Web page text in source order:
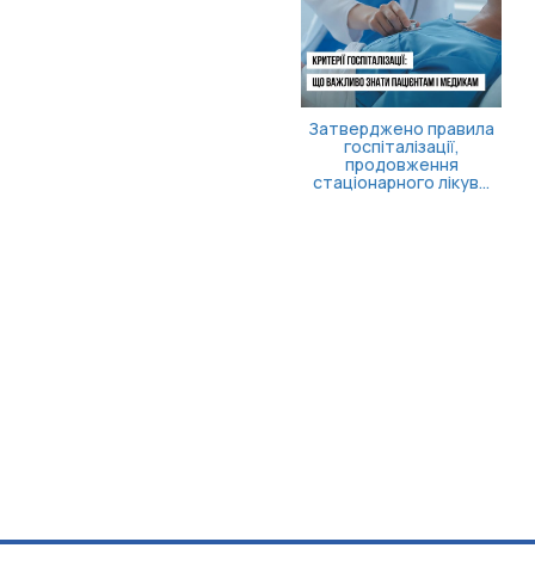
Затверджено правила
госпіталізації,
продовження
стаціонарного лікув...